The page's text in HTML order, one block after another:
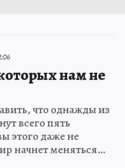
нам не
что однажды из
всего пять
этого даже не
начнет меняться…